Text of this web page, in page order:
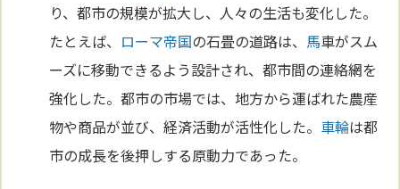
り、都市の規模が拡大し、人々の生活も変化した。
たとえば、 ローマ帝国の石畳の道路は、 馬車がスム
ーズに移動できるよう設計され、都市間の連絡網を
強化した。都市の市場では、地方から運ばれた農産
物や商品が並び、経済活動が活性化した。 車輪は都
市の成長を後押しする原動力であった。